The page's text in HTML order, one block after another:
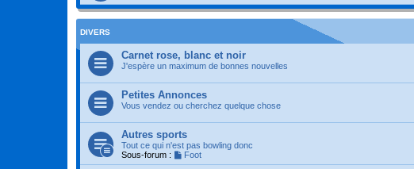
DIVERS
Carnet rose, blanc et noir
J'espère un maximum de bonnes nouvelles
Petites Annonces
Vous vendez ou cherchez quelque chose
Autres sports
Tout ce qui n'est pas bowling donc
Sous-forum :
Foot